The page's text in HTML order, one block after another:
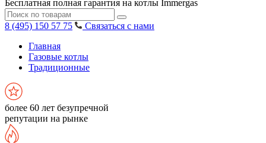
Бесплатная полная гарантия на котлы Immergas
8 (495) 150 57 75
Связаться с нами
Главная
Газовые котлы
Традиционные
более 60 лет безупречной
репутации на рынке